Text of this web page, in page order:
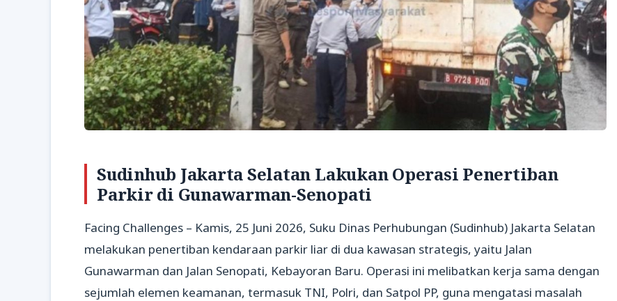
Sudinhub Jakarta Selatan Lakukan Operasi Penertiban
Parkir di Gunawarman-Senopati
Facing Challenges – Kamis, 25 Juni 2026, Suku Dinas Perhubungan (Sudinhub) Jakarta Selatan
melakukan penertiban kendaraan parkir liar di dua kawasan strategis, yaitu Jalan
Gunawarman dan Jalan Senopati, Kebayoran Baru. Operasi ini melibatkan kerja sama dengan
sejumlah elemen keamanan, termasuk TNI, Polri, dan Satpol PP, guna mengatasi masalah